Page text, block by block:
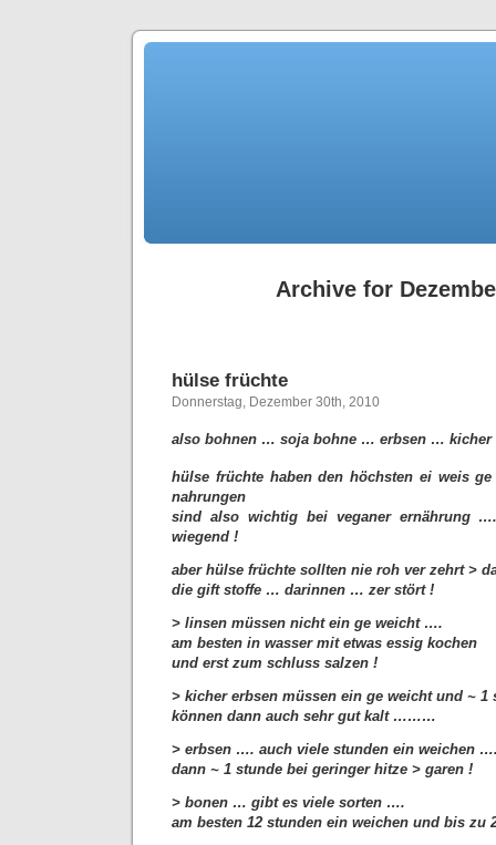
Archive for
hülse früchte
Donnerstag, Dezember 30th, 2010
also bohnen … soja bohne … erbsen …
hülse früchte haben den höchsten ei weis
nahrungen
sind also wichtig bei veganer ernährung
wiegend !
aber hülse früchte sollten nie roh ver zehrt >
die gift stoffe … darinnen … zer stört !
> linsen müssen nicht ein ge weicht ….
am besten in wasser mit etwas essig kochen
und erst zum schluss salzen !
> kicher erbsen müssen ein ge weicht und ~ 1
können dann auch sehr gut kalt ………
> erbsen …. auch viele stunden ein weichen
dann ~ 1 stunde bei geringer hitze > garen !
> bonen … gibt es viele sorten ….
am besten 12 stunden ein weichen und bis zu